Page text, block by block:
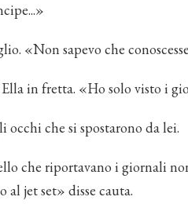
«Non sapevo che
in fretta. «Ho solo visto i
che si spostarono da lei.
che riportavano i giornali
al jet set» disse cauta.